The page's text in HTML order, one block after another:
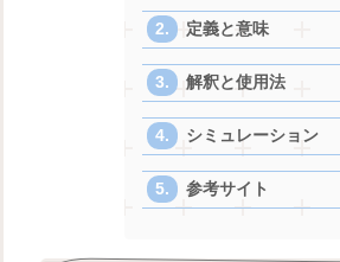
定義と意味
解釈と使用法
シミュレーション
参考サイト